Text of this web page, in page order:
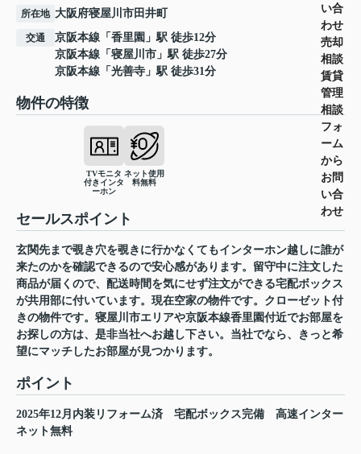
い合
わせ
売却
相談
賃貸
管理
相談
フォ
ーム
から
お問
い合
わせ
所在地 大阪府寝屋川市田井町
交通 京阪本線 「 香里園 」駅 徒歩12分
京阪本線 「 寝屋川市 」駅 徒歩27分
京阪本線 「 光善寺 」駅 徒歩31分
物件の特徴
TVモニタ
付きインタ
ーホン
ネット使用
料無料
セールスポイント
玄関先まで覗き穴を覗きに行かなくてもインターホン越しに誰が
来たのかを確認できるので安心感があります。留守中に注文した
商品が届くので、配送時間を気にせず注文ができる宅配ボックス
が共用部に付いています。現在空家の物件です。クローゼット付
きの物件です。寝屋川市エリアや京阪本線香里園付近でお部屋を
お探しの方は、是非当社へお越し下さい。当社でなら、きっと希
望にマッチしたお部屋が見つかります。
ポイント
2025年12月内装リフォーム済 宅配ボックス完備
高速インター
ネット無料